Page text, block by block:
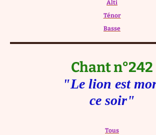
Alti
Ténor
Basse
Chant n°242
"Le lion est
ce soir"
Tous